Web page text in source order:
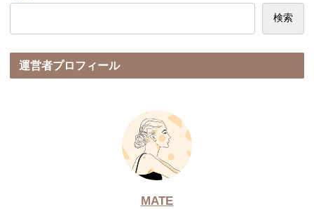
検索
運営者プロフィール
MATE